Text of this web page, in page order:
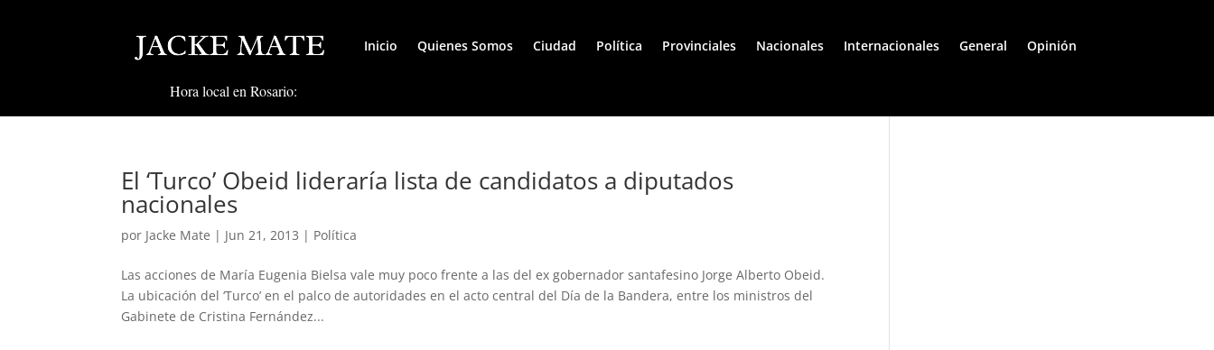
Inicio Quienes Somos Ciudad Política Provinciales Nacionales Internacionales General Opinión
Hora local en Rosario:
El ‘Turco’ Obeid lideraría lista de candidatos a diputados
nacionales
por Jacke Mate | Jun 21, 2013 | Política
Las acciones de María Eugenia Bielsa vale muy poco frente a las del ex gobernador santafesino Jorge Alberto Obeid.
La ubicación del ‘Turco’ en el palco de autoridades en el acto central del Día de la Bandera, entre los ministros del
Gabinete de Cristina Fernández...